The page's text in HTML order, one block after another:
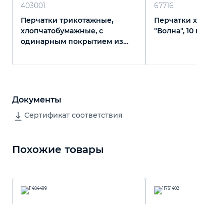
403001
Перчатки трикотажные,
хлопчатобумажные, с
одинарным покрытием из
67716
Перчатки
"Волна", 10
Документы
Сертификат соответствия
Похожие товары